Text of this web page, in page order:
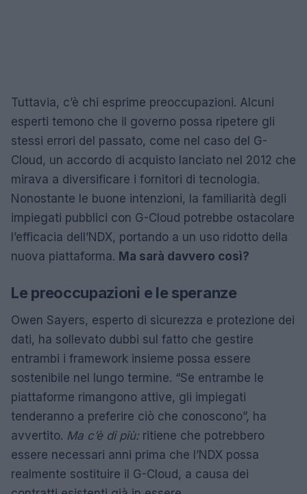
Tuttavia, c’è chi esprime preoccupazioni. Alcuni
esperti temono che il governo possa ripetere gli
stessi errori del passato, come nel caso del G-
Cloud, un accordo di acquisto lanciato nel 2012 che
mirava a diversificare i fornitori di tecnologia.
Nonostante le buone intenzioni, la familiarità degli
impiegati pubblici con G-Cloud potrebbe ostacolare
l’efficacia dell’NDX, portando a un uso ridotto della
nuova piattaforma. Ma sarà davvero così?
Le preoccupazioni e le speranze
Owen Sayers, esperto di sicurezza e protezione dei
dati, ha sollevato dubbi sul fatto che gestire
entrambi i framework insieme possa essere
sostenibile nel lungo termine. “Se entrambe le
piattaforme rimangono attive, gli impiegati
tenderanno a preferire ciò che conoscono”, ha
avvertito. Ma c’è di più: ritiene che potrebbero
essere necessari anni prima che l’NDX possa
realmente sostituire il G-Cloud, a causa dei